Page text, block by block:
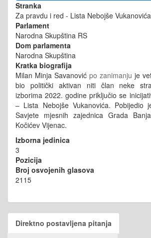
Stranka
Za pravdu i red - Lista Nebojše Vukanovića
Parlament
Narodna Skupština RS
Dom parlamenta
Narodna Skupština
Kratka biografija
Milan Minja Savanović po zanimanju je
bio politički aktivan niti član neke
izborima 2022. godine priključio se
– Lista Nebojše Vukanovića. Pobijedio
Savjete mjesnih zajednica Grada
Kočićev Vijenac.
Izborna jedinica
3
Pozicija
Broj osvojenih glasova
2115
Direktno postavljena pitanja